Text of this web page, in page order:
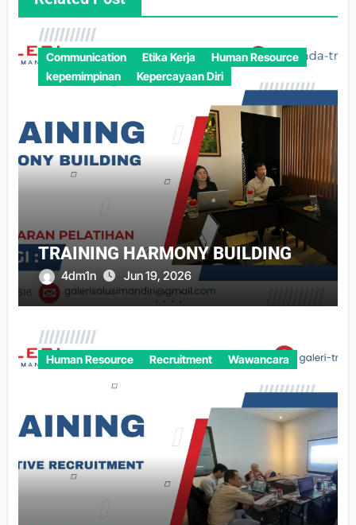
Communication Etika Kerja
Human Resource
kepemimpinan
Kepercayaan Diri
TRAINING HARMONY BUILDING
4dm1n Jun 19, 2026
Human Resource Recruitment Wawancara